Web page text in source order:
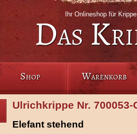
Ihr Onlineshop für
Das
Shop Warenkorb
Ulrichkrippe Nr.
Elefant stehend